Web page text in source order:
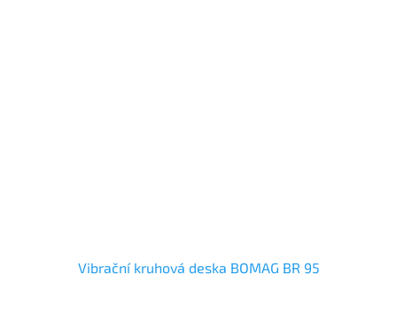
Vibrační kruhová deska BOMAG BR 95